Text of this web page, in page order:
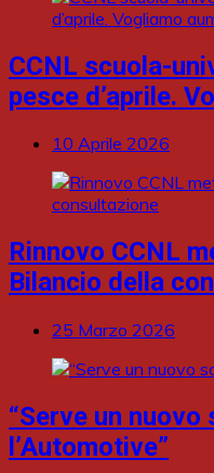
CCNL scuola-
pesce d’aprile.
10 Aprile 2026
Rinnovo CCNL
Bilancio della
25 Marzo 2026
“Serve un
l’Automotive”